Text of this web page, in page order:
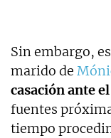
Sin embargo,
marido de
casación ante
fuentes
tiempo